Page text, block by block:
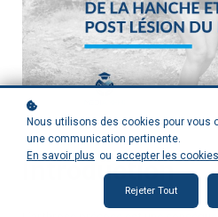
Introduction
Nous utilisons des cookies pour vous
une communication pertinente.
En savoir plus ou accepter les
Rejeter Tout